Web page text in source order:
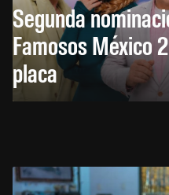
Segunda
Famosos México
placa